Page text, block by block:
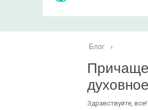
Блог ›
Здравствуйте,